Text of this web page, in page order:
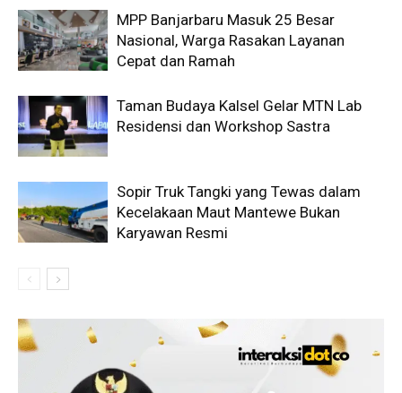
MPP Banjarbaru Masuk 25 Besar
Nasional, Warga Rasakan Layanan
Cepat dan Ramah
Taman Budaya Kalsel Gelar MTN Lab
Residensi dan Workshop Sastra
Sopir Truk Tangki yang Tewas dalam
Kecelakaan Maut Mantewe Bukan
Karyawan Resmi